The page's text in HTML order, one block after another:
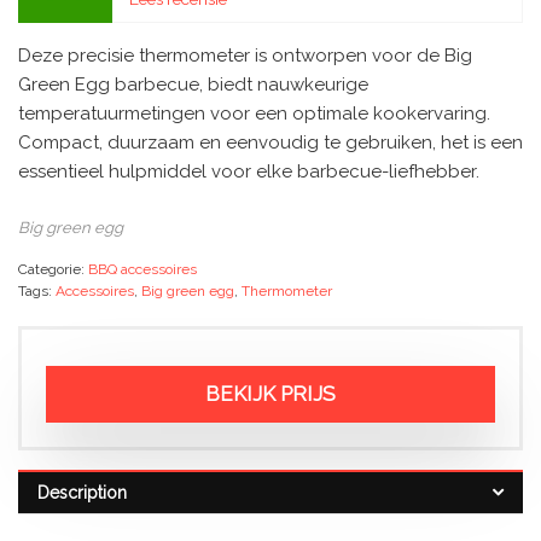
Deze precisie thermometer is ontworpen voor de Big
Green Egg barbecue, biedt nauwkeurige
temperatuurmetingen voor een optimale kookervaring.
Compact, duurzaam en eenvoudig te gebruiken, het is een
essentieel hulpmiddel voor elke barbecue-liefhebber.
Big green egg
Categorie: BBQ accessoires
Tags: Accessoires, Big green egg, Thermometer
BEKIJK PRIJS
Description